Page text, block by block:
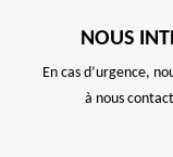
NOUS
En cas d’urgence,
à nous